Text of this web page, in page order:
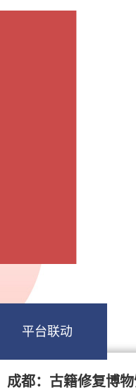
成都：古籍修复博
平台联动